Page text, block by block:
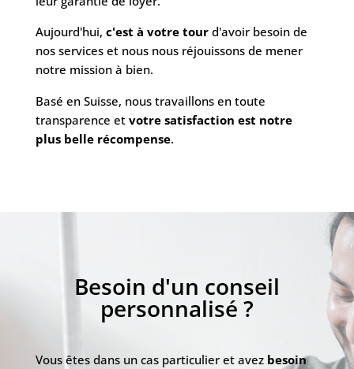
Aujourd'hui, c'est à votre tourd'avoir besoin de
nos services et nous nous réjouissons de mener
notre mission à bien.
Basé en Suisse, nous travaillons en toute
transparence etvotre satisfaction est notre
plus belle récompense.
Besoin d'un conseil
personnalisé ?
Vous êtes dans un cas particulier et avez besoin